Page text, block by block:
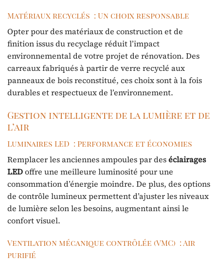
Matériaux recyclés : Un choix responsable
Opter pour des matériaux de construction et de
finition issus du recyclage réduit l’impact
environnemental de votre projet de rénovation. Des
carreaux fabriqués à partir de verre recyclé aux
panneaux de bois reconstitué, ces choix sont à la fois
durables et respectueux de l’environnement.
Gestion intelligente de la lumière et de
l’air
Luminaires LED : Performance et économies
Remplacer les anciennes ampoules par deséclairages
LEDoffre une meilleure luminosité pour une
consommation d’énergie moindre. De plus, des options
de contrôle lumineux permettent d’ajuster les niveaux
de lumière selon les besoins, augmentant ainsi le
confort visuel.
Ventilation mécanique contrôlée (VMC) : Air
purifié